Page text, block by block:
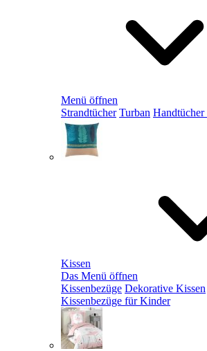
Menü öffnen
Strandtücher Turban Handtücher
Kissen
Das Menü öffnen
Kissenbezüge Dekorative Kissen
Kissenbezüge für Kinder